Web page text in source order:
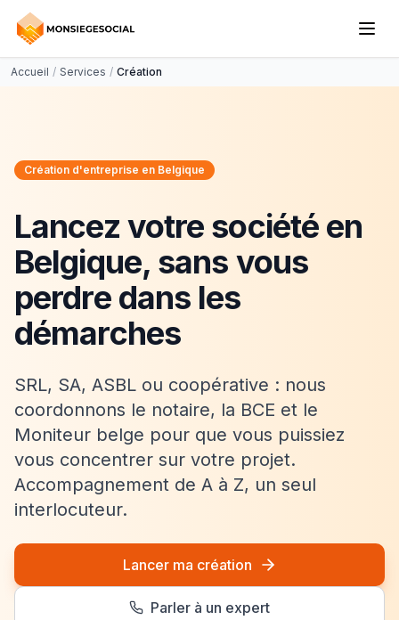
Accueil / Services / Création
Création d'entreprise en Belgique
Lancez votre société en
Belgique, sans vous
perdre dans les
démarches
SRL, SA, ASBL ou coopérative : nous
coordonnons le notaire, la BCE et le
Moniteur belge pour que vous puissiez
vous concentrer sur votre projet.
Accompagnement de A à Z, un seul
interlocuteur.
Lancer ma création
Parler à un expert